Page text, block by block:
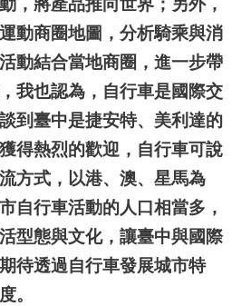
動商圈地圖，分析騎乘與消
動結合當地商圈，進一步帶
我也認為，自行車是國際交
到臺中是捷安特、美利達的
得熱烈的歡迎，自行車可說
方式，以港、澳、星馬為
自行車活動的人口相當多，
型態與文化，讓臺中與國際
待透過自行車發展城市特
。